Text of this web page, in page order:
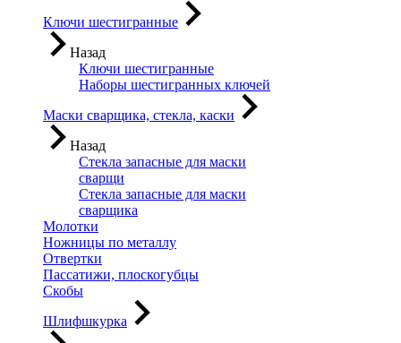
Ключи шестигранные
Назад
Ключи шестигранные
Наборы шестигранных ключей
Маски сварщика, стекла, каски
Назад
Стекла запасные для маски
сварщи
Стекла запасные для маски
сварщика
Молотки
Ножницы по металлу
Отвертки
Пассатижи, плоскогубцы
Скобы
Шлифшкурка